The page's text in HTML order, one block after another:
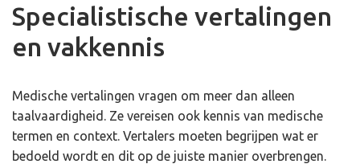
Specialistische vertalingen
en vakkennis
Medische vertalingen vragen om meer dan alleen
taalvaardigheid. Ze vereisen ook kennis van medische
termen en context. Vertalers moeten begrijpen wat er
bedoeld wordt en dit op de juiste manier overbrengen.